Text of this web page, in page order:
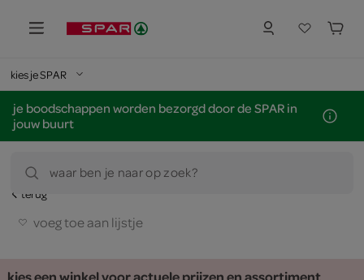
kies je SPAR
je boodschappen worden bezorgd door de SPAR in
jouw buurt
waar ben je naar op zoek?
terug
voeg toe aan lijstje